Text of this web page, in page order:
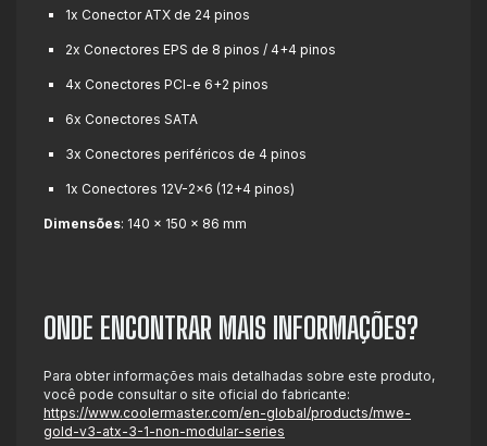
1x Conector ATX de 24 pinos
2x Conectores EPS de 8 pinos / 4+4 pinos
4x Conectores PCI-e 6+2 pinos
6x Conectores SATA
3x Conectores periféricos de 4 pinos
1x Conectores 12V-2x6 (12+4 pinos)
Dimensões: 140 x 150 x 86 mm
ONDE ENCONTRAR MAIS INFORMAÇÕES?
Para obter informações mais detalhadas sobre este produto,
você pode consultar o site oficial do fabricante:
https://www.coolermaster.com/en-global/products/mwe-
gold-v3-atx-3-1-non-modular-series